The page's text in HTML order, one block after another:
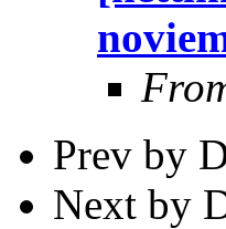
Prev by
Next by